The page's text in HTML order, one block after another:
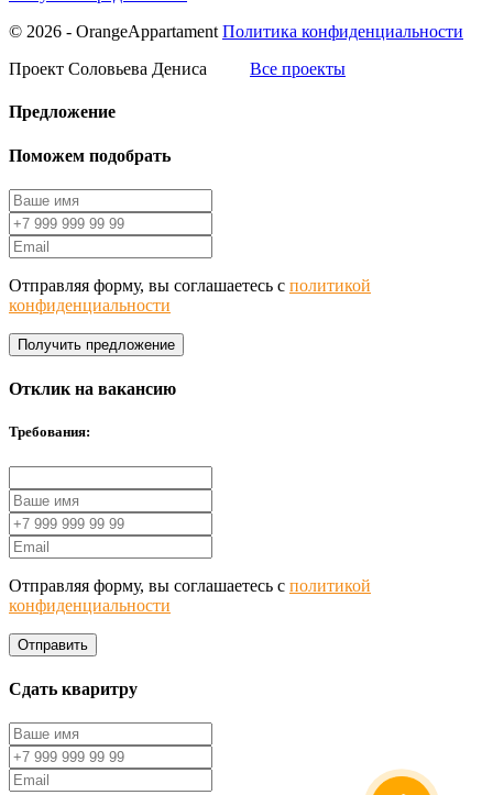
© 2026 - OrangeAppartament Политика конфиденциальности
Проект Соловьева Дениса
Все проекты
Предложение
Поможем подобрать
Отправляя форму, вы соглашаетесь с политикой
конфиденциальности
Получить предложение
Отклик на вакансию
Требования:
Отправляя форму, вы соглашаетесь с политикой
конфиденциальности
Отправить
Сдать кваритру